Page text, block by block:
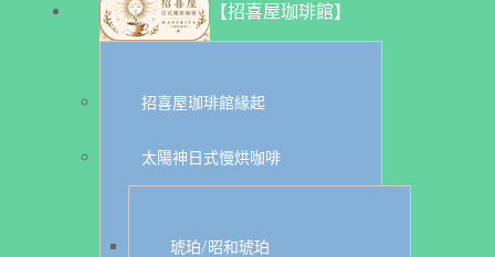
【招喜屋珈琲館】
招喜屋珈琲館緣起
太陽神日式慢烘咖啡
琥珀/昭和琥珀